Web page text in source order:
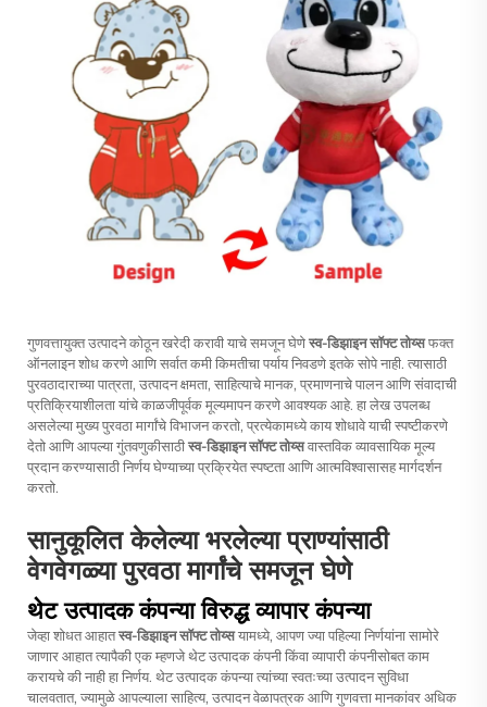
गुणवत्तायुक्त उत्पादने कोठून खरेदी करावी याचे समजून घेणेस्व-डिझाइन सॉफ्ट तोय्सफक्त
ऑनलाइन शोध करणे आणि सर्वात कमी किमतीचा पर्याय निवडणे इतके सोपे नाही. त्यासाठी
पुरवठादाराच्या पात्रता, उत्पादन क्षमता, साहित्याचे मानक, प्रमाणनाचे पालन आणि संवादाची
प्रतिक्रियाशीलता यांचे काळजीपूर्वक मूल्यमापन करणे आवश्यक आहे. हा लेख उपलब्ध
असलेल्या मुख्य पुरवठा मार्गांचे विभाजन करतो, प्रत्येकामध्ये काय शोधावे याची स्पष्टीकरणे
देतो आणि आपल्या गुंतवणुकीसाठीस्व-डिझाइन सॉफ्ट तोय्सवास्तविक व्यावसायिक मूल्य
प्रदान करण्यासाठी निर्णय घेण्याच्या प्रक्रियेत स्पष्टता आणि आत्मविश्वासासह मार्गदर्शन
करतो.
सानुकूलित केलेल्या भरलेल्या प्राण्यांसाठी
वेगवेगळ्या पुरवठा मार्गांचे समजून घेणे
थेट उत्पादक कंपन्या विरुद्ध व्यापार कंपन्या
जेव्हा शोधत आहातस्व-डिझाइन सॉफ्ट तोय्सयामध्ये, आपण ज्या पहिल्या निर्णयांना सामोरे
जाणार आहात त्यापैकी एक म्हणजे थेट उत्पादक कंपनी किंवा व्यापारी कंपनीसोबत काम
करायचे की नाही हा निर्णय. थेट उत्पादक कंपन्या त्यांच्या स्वतःच्या उत्पादन सुविधा
चालवतात, ज्यामुळे आपल्याला साहित्य, उत्पादन वेळापत्रक आणि गुणवत्ता मानकांवर अधिक